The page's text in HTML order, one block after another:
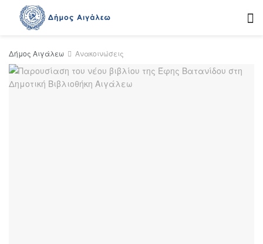
Δήμος Αιγάλεω Ανακοινώσεις